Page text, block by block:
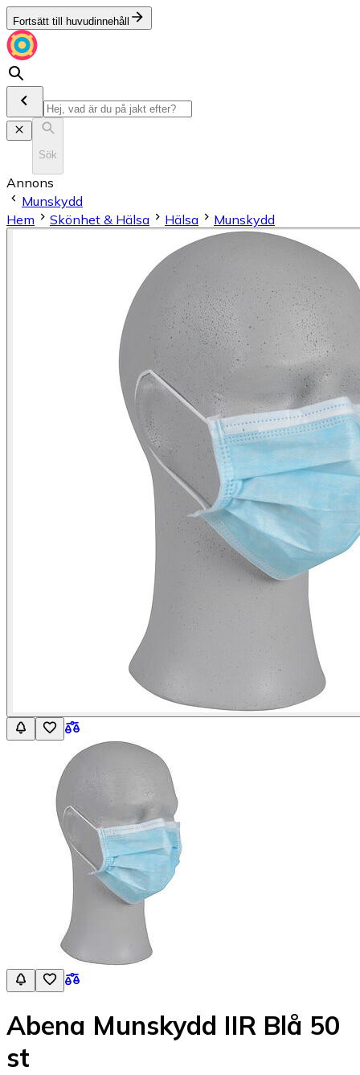
Fortsätt till huvudinnehåll
Sök
Annons
Munskydd
Hem
Skönhet & Hälsa Hälsa Munskydd
Abena Munskydd IIR Blå 50
st